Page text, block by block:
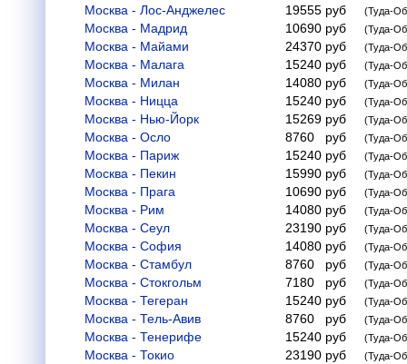
Москва - Лос-Анджелес 19555 руб (Туда-
Москва - Мадрид 10690 руб (Туда-
Москва - Майами 24370 руб (Туда-
Москва - Малага 15240 руб (Туда-
Москва - Милан 14080 руб (Туда-
Москва - Ницца 15240 руб (Туда-
Москва - Нью-Йорк 15269 руб (Туда-
Москва - Осло 8760 руб (Туда-
Москва - Париж 15240 руб (Туда-
Москва - Пекин 15990 руб (Туда-
Москва - Прага 10690 руб (Туда-
Москва - Рим 14080 руб (Туда-
Москва - Сеул 23190 руб (Туда-
Москва - София 14080 руб (Туда-
Москва - Стамбул 8760 руб (Туда-
Москва - Стокгольм 7180 руб (Туда-
Москва - Тегеран 15240 руб (Туда-
Москва - Тель-Авив 8760 руб (Туда-
Москва - Тенерифе 15240 руб (Туда-
Москва - Токио 23190 руб (Туда-